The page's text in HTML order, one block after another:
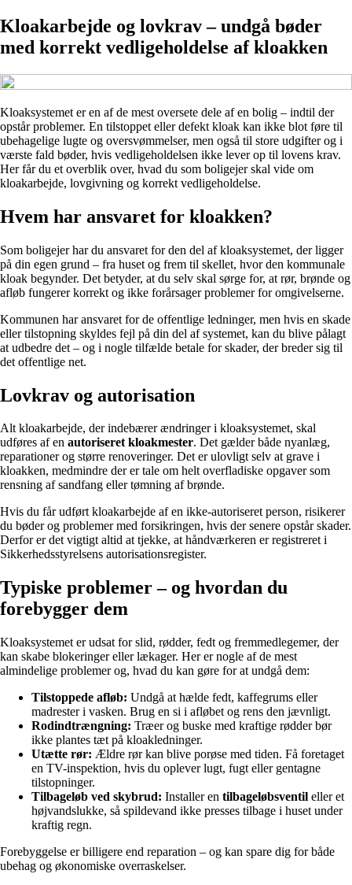
Kloakarbejde og lovkrav – undgå bøder
med korrekt vedligeholdelse af kloakken
Kloaksystemet er en af de mest oversete dele af en bolig – indtil der
opstår problemer. En tilstoppet eller defekt kloak kan ikke blot føre til
ubehagelige lugte og oversvømmelser, men også til store udgifter og i
værste fald bøder, hvis vedligeholdelsen ikke lever op til lovens krav.
Her får du et overblik over, hvad du som boligejer skal vide om
kloakarbejde, lovgivning og korrekt vedligeholdelse.
Hvem har ansvaret for kloakken?
Som boligejer har du ansvaret for den del af kloaksystemet, der ligger
på din egen grund – fra huset og frem til skellet, hvor den kommunale
kloak begynder. Det betyder, at du selv skal sørge for, at rør, brønde og
afløb fungerer korrekt og ikke forårsager problemer for omgivelserne.
Kommunen har ansvaret for de offentlige ledninger, men hvis en skade
eller tilstopning skyldes fejl på din del af systemet, kan du blive pålagt
at udbedre det – og i nogle tilfælde betale for skader, der breder sig til
det offentlige net.
Lovkrav og autorisation
Alt kloakarbejde, der indebærer ændringer i kloaksystemet, skal
udføres af en autoriseret kloakmester. Det gælder både nyanlæg,
reparationer og større renoveringer. Det er ulovligt selv at grave i
kloakken, medmindre der er tale om helt overfladiske opgaver som
rensning af sandfang eller tømning af brønde.
Hvis du får udført kloakarbejde af en ikke-autoriseret person, risikerer
du bøder og problemer med forsikringen, hvis der senere opstår skader.
Derfor er det vigtigt altid at tjekke, at håndværkeren er registreret i
Sikkerhedsstyrelsens autorisationsregister.
Typiske problemer – og hvordan du
forebygger dem
Kloaksystemet er udsat for slid, rødder, fedt og fremmedlegemer, der
kan skabe blokeringer eller lækager. Her er nogle af de mest
almindelige problemer og, hvad du kan gøre for at undgå dem:
Tilstoppede afløb: Undgå at hælde fedt, kaffegrums eller
madrester i vasken. Brug en si i afløbet og rens den jævnligt.
Rodindtrængning: Træer og buske med kraftige rødder bør
ikke plantes tæt på kloakledninger.
Utætte rør: Ældre rør kan blive porøse med tiden. Få foretaget
en TV-inspektion, hvis du oplever lugt, fugt eller gentagne
tilstopninger.
Tilbageløb ved skybrud: Installer en tilbageløbsventil eller et
højvandslukke, så spildevand ikke presses tilbage i huset under
kraftig regn.
Forebyggelse er billigere end reparation – og kan spare dig for både
ubehag og økonomiske overraskelser.